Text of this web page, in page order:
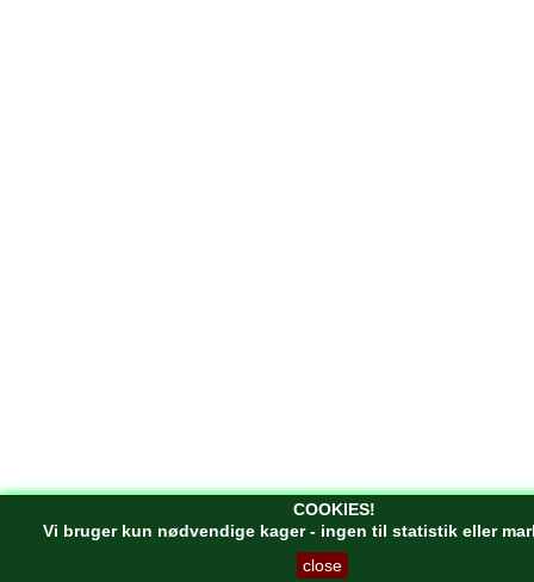
COOKIES!
Vi bruger kun nødvendige kager - ingen til statistik eller
close